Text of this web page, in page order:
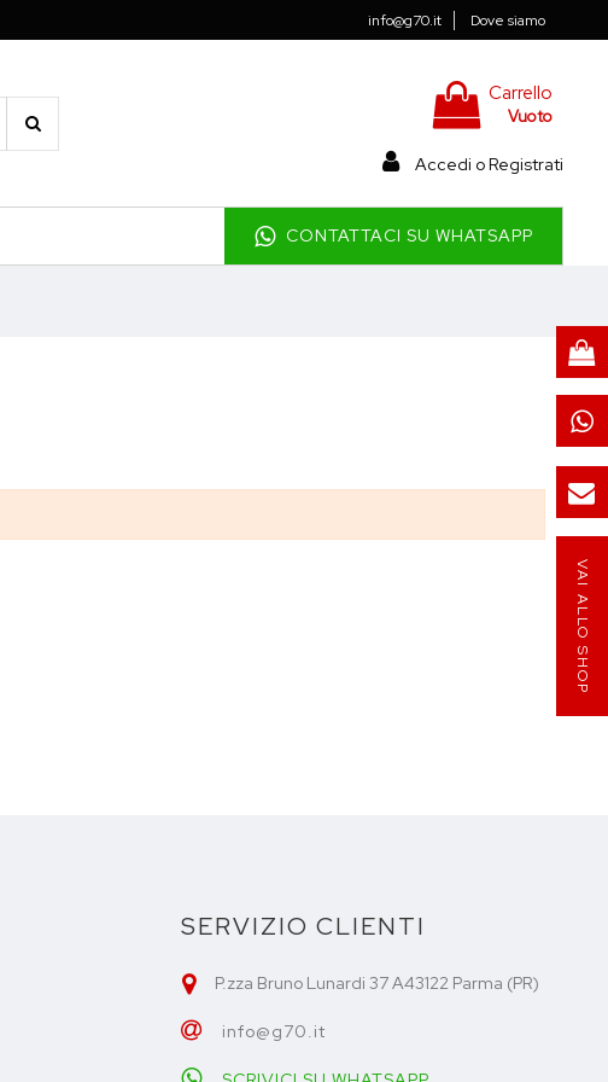
info@g70.it Dove siamo
Carrello
Vuoto
Accedi o Registrati
CONTATTACI SU WHATSAPP
SERVIZIO CLIENTI
P.zza Bruno Lunardi 37 A43122 Parma (PR)
info@g70.it
VAI ALLO SHOP